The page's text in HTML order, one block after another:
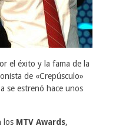
el éxito y la fama de la
de «Crepúsculo»
se estrenó hace unos
los MTV Awards,